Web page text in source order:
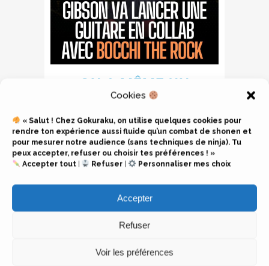
Cookies
« Salut ! Chez Gokuraku, on utilise quelques cookies pour
rendre ton expérience aussi fluide qu’un combat de shonen et
pour mesurer notre audience (sans techniques de ninja). Tu
peux accepter, refuser ou choisir tes préférences ! »
Accepter tout| Refuser | Personnaliser mes choix
Accepter
Refuser
Voir les préférences
ON A MÊME UN
TRAILER DE
PRÉSENTATION DE LA
NOUVELLE AVENTURE !
Gibson, célèbre marque d’instruments de
musique, a annoncé son partenariat avec
Bocchi The Rock ! pour lancer une guitare
en édition limitée.
L’annonce a été faite au Japon via
Crunchyroll et la collaboration comportera